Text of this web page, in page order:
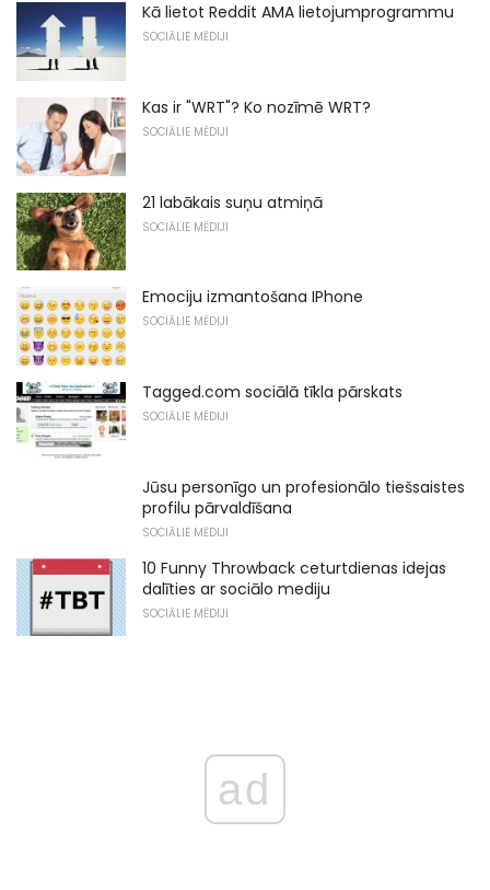
Kā lietot Reddit AMA lietojumprogrammu
SOCIĀLIE MĒDIJI
Kas ir "WRT"? Ko nozīmē WRT?
SOCIĀLIE MĒDIJI
21 labākais suņu atmiņā
SOCIĀLIE MĒDIJI
Emociju izmantošana IPhone
SOCIĀLIE MĒDIJI
Tagged.com sociālā tīkla pārskats
SOCIĀLIE MĒDIJI
Jūsu personīgo un profesionālo tiešsaistes
profilu pārvaldīšana
SOCIĀLIE MĒDIJI
10 Funny Throwback ceturtdienas idejas
dalīties ar sociālo mediju
SOCIĀLIE MĒDIJI
ad